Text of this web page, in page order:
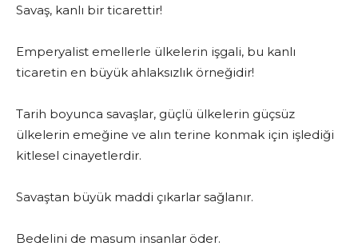
Savaş, kanlı bir ticarettir!
Emperyalist emellerle ülkelerin işgali, bu kanlı
ticaretin en büyük ahlaksızlık örneğidir!
Tarih boyunca savaşlar, güçlü ülkelerin güçsüz
ülkelerin emeğine ve alın terine konmak için işlediği
kitlesel cinayetlerdir.
Savaştan büyük maddi çıkarlar sağlanır.
Bedelini de masum insanlar öder.